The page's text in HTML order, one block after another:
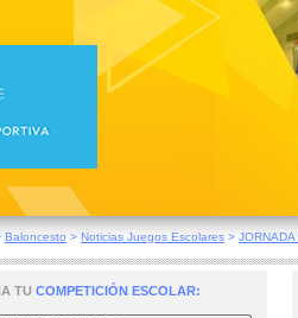
Baloncesto > Noticias Juegos Escolares > JORNADA
TU COMPETICIÓN ESCOLAR: